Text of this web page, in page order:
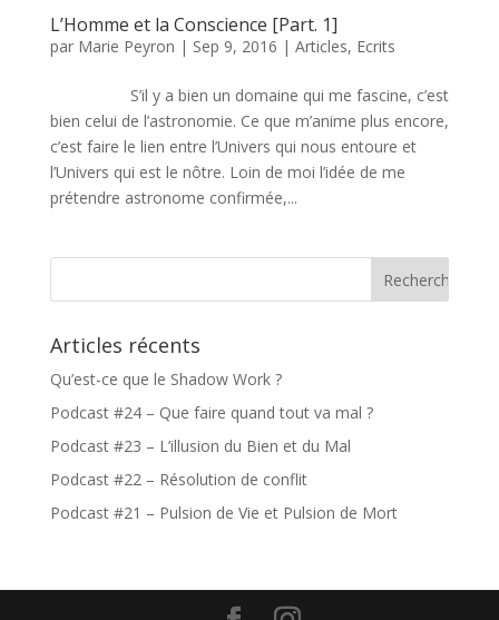
L’Homme et la Conscience [Part. 1]
par Marie Peyron | Sep 9, 2016 | Articles, Ecrits
S’il y a bien un domaine qui me fascine, c’est
bien celui de l’astronomie. Ce que m’anime plus encore,
c’est faire le lien entre l’Univers qui nous entoure et
l’Univers qui est le nôtre. Loin de moi l’idée de me
prétendre astronome confirmée,...
Articles récents
Qu’est-ce que le Shadow Work ?
Podcast #24 – Que faire quand tout va mal ?
Podcast #23 – L’illusion du Bien et du Mal
Podcast #22 – Résolution de conflit
Podcast #21 – Pulsion de Vie et Pulsion de Mort